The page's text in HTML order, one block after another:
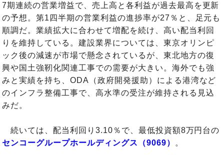
7期連続の営業増益で、売上高と各利益が過去最高を更新
の予想。第1四半期の営業利益の進捗率が27％と、足元も
順調だ。業績拡大に合わせて増配を続け、高い配当利回
りを維持している。建設業界については、東京オリンピ
ック後の減速が市場で懸念されているが、東北地方の復
興や国土強靭化関連工事での需要が大きい。海外でも強
みと実績を持ち、ODA（政府開発援助）による港湾など
のインフラ整備工事で、高水準の受注が維持される見込
みだ。
続いては、配当利回り3.10％で、最低投資額8万円台の
センコーグループホールディングス（9069）
。